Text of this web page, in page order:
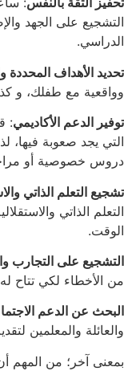
التشجيع على الجهد
الدراسي.
تحديد الأهداف المحددة
وواقعية مع طفلك، و
توفير الدعم الأكاديمي:
التي يجد صعوبة فيها،
دروس خصوصية أو
تشجيع التعلم الذاتي
التعلم الذاتي
الوقت.
التشجيع على التجارب
من الأخطاء لكي تتاح
البحث عن الدعم
والعائلة والمعلمين
بمعنى آخر؛ من المهم